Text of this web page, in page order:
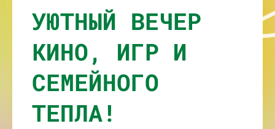
УЮТНЫЙ ВЕЧЕР
КИНО, ИГР И
СЕМЕЙНОГО
ТЕПЛА!